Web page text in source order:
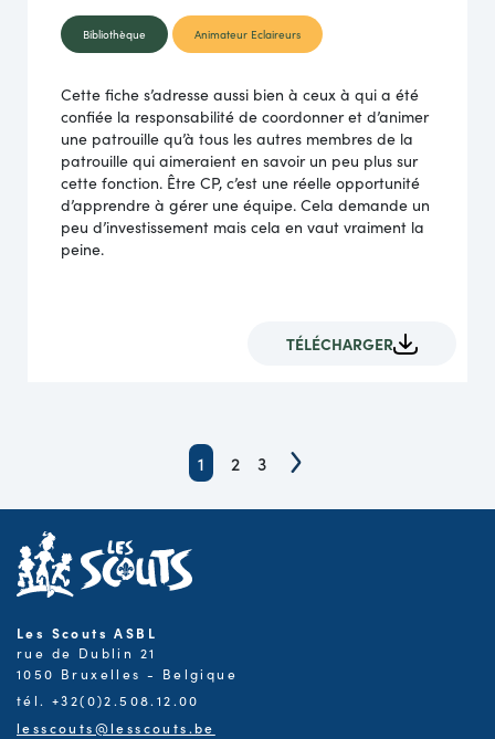
Bibliothèque Animateur Eclaireurs
Cette fiche s’adresse aussi bien à ceux à qui a été
confiée la responsabilité de coordonner et d’animer
une patrouille qu’à tous les autres membres de la
patrouille qui aimeraient en savoir un peu plus sur
cette fonction. Être CP, c’est une réelle opportunité
d’apprendre à gérer une équipe. Cela demande un
peu d’investissement mais cela en vaut vraiment la
peine.
TÉLÉCHARGER
1 2 3
Les Scouts ASBL
rue de Dublin 21
1050 Bruxelles - Belgique
tél. +32(0)2.508.12.00
lesscouts@lesscouts.be